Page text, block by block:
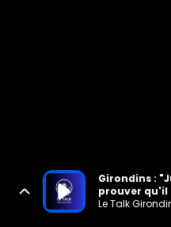
Girondins :
prouver qu'il
Le Talk